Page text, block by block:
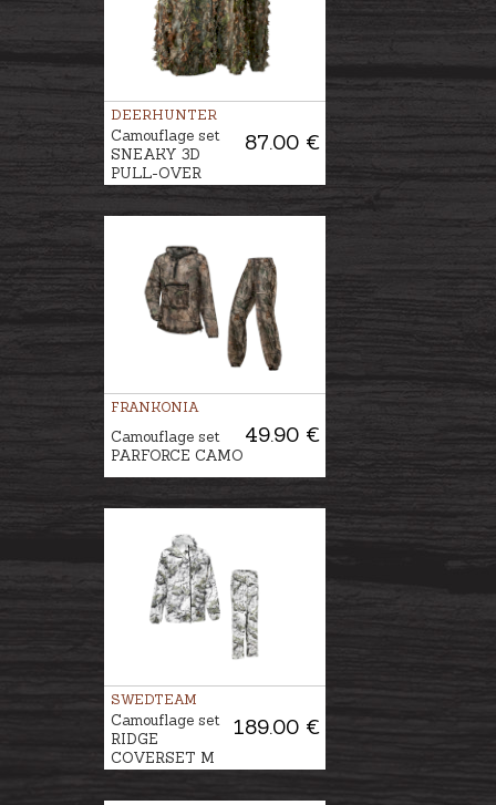
DEERHUNTER
87.00 €
Camouflage set
SNEAKY 3D
PULL-OVER
FRANKONIA
49.90 €
Camouflage set
PARFORCE CAMO
SWEDTEAM
189.00 €
Camouflage set
RIDGE
COVERSET M